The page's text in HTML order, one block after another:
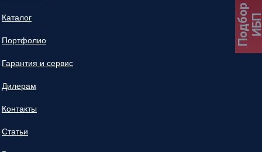
Каталог
Портфолио
Гарантия и сервис
Дилерам
Контакты
Статьи
Подбор